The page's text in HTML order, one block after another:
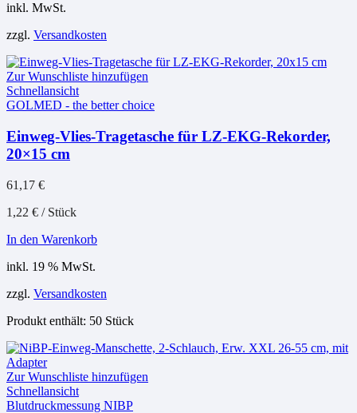
inkl. MwSt.
zzgl. Versandkosten
Zur Wunschliste hinzufügen
Schnellansicht
GOLMED - the better choice
Einweg-Vlies-Tragetasche für LZ-EKG-Rekorder,
20×15 cm
61,17 €
1,22 € / Stück
In den Warenkorb
inkl. 19 % MwSt.
zzgl. Versandkosten
Produkt enthält: 50 Stück
Zur Wunschliste hinzufügen
Schnellansicht
Blutdruckmessung NIBP